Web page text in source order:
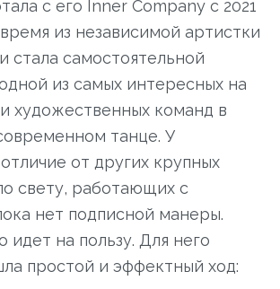
с его Inner Company с 2021
из независимой артистки
стала самостоятельной
из самых интересных на
художественных команд в
танце. У
от других крупных
свету, работающих с
нет подписной манеры.
идет на пользу. Для него
простой и эффектный ход: